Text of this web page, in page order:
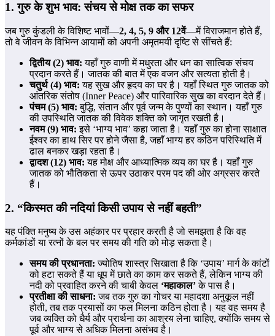
1. गुरु के शुभ भाव: संचय से मोक्ष तक का सफर
जब गुरु कुंडली के विशिष्ट भावों—2, 4, 5, 9 और 12वें—में विराजमान होते हैं,
तो वे जीवन के विभिन्न आयामों को अपनी अमृतमयी दृष्टि से सींचते हैं:
द्वितीय (2) भाव: यहाँ गुरु वाणी में मधुरता और धन का सात्विक संचय
प्रदान करते हैं। जातक की बात में एक वजन और सत्यता होती है।
चतुर्थ (4) भाव: यह सुख और हृदय का घर है। यहाँ स्थित गुरु जातक को
आंतरिक संतोष (Inner Peace) और पारिवारिक सुख का वरदान देते हैं।
पंचम (5) भाव: बुद्धि, संतान और पूर्व जन्म के पुण्यों का स्थान। यहाँ गुरु
की उपस्थिति जातक की विवेक शक्ति को जागृत रखती है।
नवम (9) भाव: इसे ‘भाग्य भाव’ कहा जाता है। यहाँ गुरु का होना साक्षात
ईश्वर का हाथ सिर पर होने जैसा है, जहाँ भाग्य हर कठिन परिस्थिति में
ढाल बनकर खड़ा रहता है।
द्वादश (12) भाव: यह मोक्ष और आध्यात्मिक व्यय का घर है। यहाँ गुरु
जातक को भौतिकता से ऊपर उठाकर परम पद की ओर अग्रसर करते
हैं।
2. “किस्मत की नदियां किसी उपाय से नहीं बहती”
यह पंक्ति मनुष्य के उस अहंकार पर प्रहार करती है जो समझता है कि वह
कर्मकांडों या रत्नों के बल पर समय की गति को मोड़ सकता है।
समय की प्रधानता: ज्योतिष शास्त्र सिखाता है कि ‘उपाय’ मार्ग के कांटों
को हटा सकते हैं या धूप में छाते का काम कर सकते हैं, लेकिन भाग्य की
नदी को प्रवाहित करने की चाबी केवल ‘महाकाल’के पास है।
प्रतीक्षा की साधना: जब तक गुरु का गोचर या महादशा अनुकूल नहीं
होती, तब तक प्रयासों का फल मिलना कठिन होता है। यह वह समय है
जब व्यक्ति को धैर्य और प्रार्थना का आश्रय लेना चाहिए, क्योंकि समय से
पूर्व और भाग्य से अधिक मिलना असंभव है।